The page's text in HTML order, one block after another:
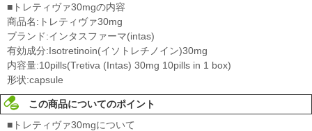
■トレティヴァ30mgの内容
商品名:トレティヴァ30mg
ブランド:インタスファーマ(intas)
有効成分:Isotretinoin(イソトレチノイン)30mg
内容量:10pills(Tretiva (Intas) 30mg 10pills in 1 box)
形状:capsule
この商品についてのポイント
■トレティヴァ30mgについて